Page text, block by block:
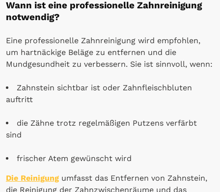
Wann ist eine professionelle Zahnreinigung
notwendig?
Eine professionelle Zahnreinigung wird empfohlen,
um hartnäckige Beläge zu entfernen und die
Mundgesundheit zu verbessern. Sie ist sinnvoll, wenn:
Zahnstein sichtbar ist oder Zahnfleischbluten
auftritt
die Zähne trotz regelmäßigen Putzens verfärbt
sind
frischer Atem gewünscht wird
Die Reinigung umfasst das Entfernen von Zahnstein,
die Reinigung der Zahnzwischenräume und das